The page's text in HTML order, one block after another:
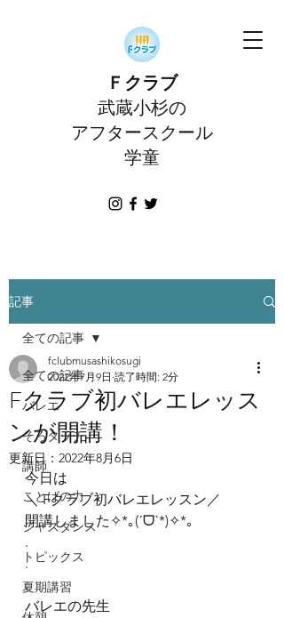
Ｆクラブ
武蔵小杉の
アフタースクール
学童
記事
全ての記事
バレエ
そろタッチ
講師
ことばの力
ジャズダンス
トピックス
夏期講習
全ての記事
Fクラブ初バレエレッス
ンが開講！
fclubmusashikosugi
2022年7月9日 読了時間: 2分
更新日： 2022年8月6日
今日は
＼ Fクラブ初バレエレッスン／
開講しました✧*｡(ˊᗜˋ*)✧*｡
.
.
.
バレエの先生